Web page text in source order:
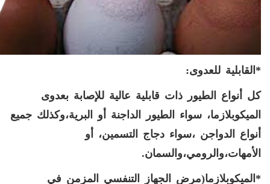
*القابلية للعدوى:
كل أنواع الطيور ذات قابلية عالية للإصابة بعدوى
الميكوبلازما، سواء الطيور الداجنة أو البرية،وكذلك جميع
أنواع الدواجن ،سواء دجاج التسمين، أو
الأمهات،والرومي،والسمان.
*الميكوبلازما(مرض الجهاز التنفسي المزمن في